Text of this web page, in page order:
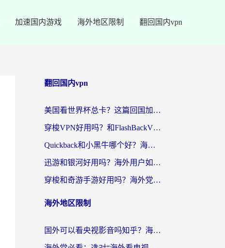
加速国内游戏 海外地区限制 翻回国内vpn
翻回国内vpn
美国看世界杯总卡？这篇回国加速器指南帮你无缝刷国内资源（附苹果手机VPN设置步骤）
穿梭VPN好用吗？和FlashBackVPN对比哪个回国效果更好？
Quickback和小黑牛哪个好？海外党亲测指南，选对回国加速器秒回国内
迅游和银河好用吗？海外用户如何选择回国加速器实现无缝访问国内资源
穿梭和奇游手游好用吗？海外党亲测3款回国加速器，附蜜蜂加速器七天试用攻略
海外地区限制
国外可以看央视影音吗知乎？海外党亲测有效的回国加速方案